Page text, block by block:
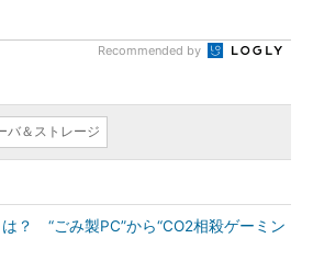
Recommended by
バ＆ストレージ
は？ “ごみ製PC”から“CO2相殺ゲーミン